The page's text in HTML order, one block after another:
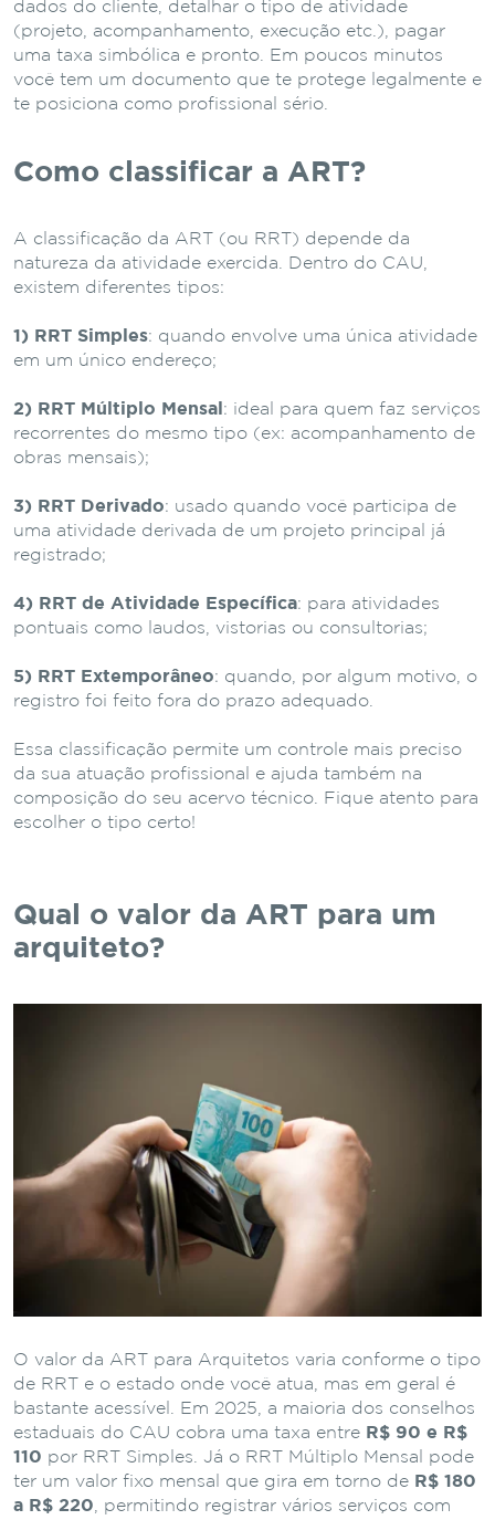
dados do cliente, detalhar o tipo de atividade
(projeto, acompanhamento, execução etc.), pagar
uma taxa simbólica e pronto. Em poucos minutos
você tem um documento que te protege legalmente e
te posiciona como profissional sério.
Como classificar a ART?
A classificação da ART (ou RRT) depende da
natureza da atividade exercida. Dentro do CAU,
existem diferentes tipos:
1) RRT Simples: quando envolve uma única atividade
em um único endereço;
2) RRT Múltiplo Mensal : ideal para quem faz serviços
recorrentes do mesmo tipo (ex: acompanhamento de
obras mensais);
3) RRT Derivado: usado quando você participa de
uma atividade derivada de um projeto principal já
registrado;
4) RRT de Atividade Específica: para atividades
pontuais como laudos, vistorias ou consultorias;
5) RRT Extemporâneo: quando, por algum motivo, o
registro foi feito fora do prazo adequado.
Essa classificação permite um controle mais preciso
da sua atuação profissional e ajuda também na
composição do seu acervo técnico. Fique atento para
escolher o tipo certo!
Qual o valor da ART para um
arquiteto?
O valor da ART para Arquitetos varia conforme o tipo
de RRT e o estado onde você atua, mas em geral é
bastante acessível. Em 2025, a maioria dos conselhos
estaduais do CAU cobra uma taxa entre R$ 90 e R$
110 por RRT Simples. Já o RRT Múltiplo Mensal pode
ter um valor fixo mensal que gira em torno de R$ 180
a R$ 220 , permitindo registrar vários serviços com